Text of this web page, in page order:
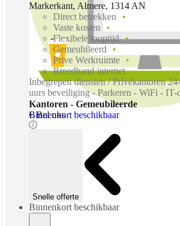
Binnenkort beschikbaar
Markerkant, Almere, 1314 AN
Direct betrekken
Vaste kosten
Flexibele looptijd
Gemeubileerd
Prive Werkruimte
Breedband internet
Inbegrepen diensten / Privékantoren
uurs beveiliging - Parkeren - WiFi - IT-
Kantoren - Gemeubileerde
€ Bel ons
Snelle offerte
Binnenkort beschikbaar